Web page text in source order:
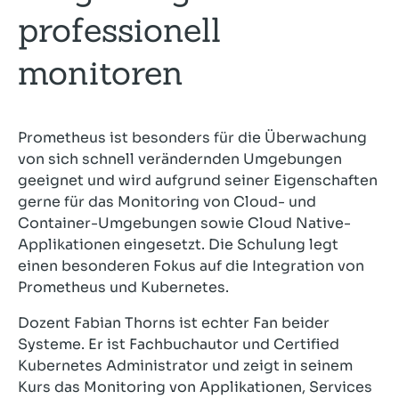
professionell
monitoren
Prometheus ist besonders für die Überwachung
von sich schnell verändernden Umgebungen
geeignet und wird aufgrund seiner Eigenschaften
gerne für das Monitoring von Cloud- und
Container-Umgebungen sowie Cloud Native-
Applikationen eingesetzt. Die Schulung legt
einen besonderen Fokus auf die Integration von
Prometheus und Kubernetes.
Dozent Fabian Thorns ist echter Fan beider
Systeme. Er ist Fachbuchautor und Certified
Kubernetes Administrator und zeigt in seinem
Kurs das Monitoring von Applikationen, Services